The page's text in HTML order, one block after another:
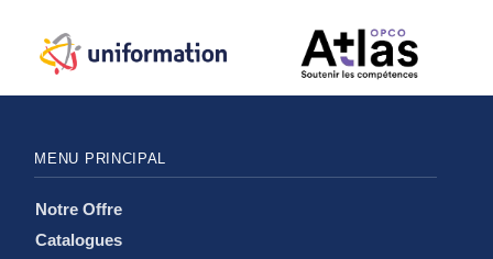
MENU PRINCIPAL
Notre Offre
Catalogues